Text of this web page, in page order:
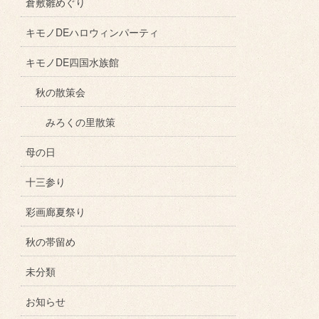
キモノDEハロウィンパーティ
キモノDE四国水族館
秋の散策会
みろくの里散策
母の日
十三参り
彩画廊夏祭り
秋の帯留め
未分類
お知らせ